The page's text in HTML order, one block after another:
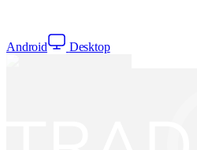
Android Desktop